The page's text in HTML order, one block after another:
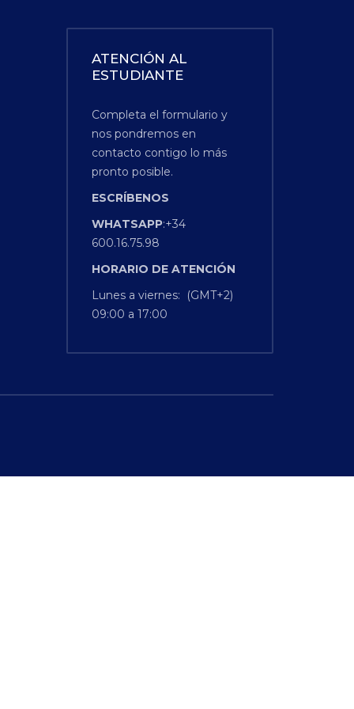
ATENCIÓN AL
ESTUDIANTE
Completa el formulario y
nos pondremos en
contacto contigo lo más
pronto posible.
ESCRÍBENOS
WHATSAPP:+34
600.16.75.98
HORARIO DE ATENCIÓN
Lunes a viernes: (GMT+2)
09:00 a 17:00